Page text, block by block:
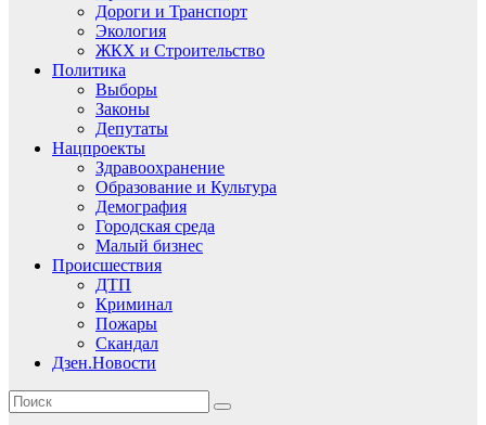
Дороги и Транспорт
Экология
ЖКХ и Строительство
Политика
Выборы
Законы
Депутаты
Нацпроекты
Здравоохранение
Образование и Культура
Демография
Городская среда
Малый бизнес
Происшествия
ДТП
Криминал
Пожары
Скандал
Дзен.Новости